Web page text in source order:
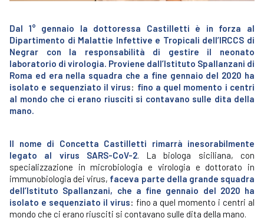
Dal 1° gennaio la dottoressa Castilletti è in forza al
Dipartimento di Malattie Infettive e Tropicali dell’IRCCS di
Negrar con la responsabilità di gestire il neonato
laboratorio di virologia. Proviene dall’Istituto Spallanzani di
Roma ed era nella squadra che a fine gennaio del 2020 ha
isolato e sequenziato il virus: fino a quel momento i centri
al mondo che ci erano riusciti si contavano sulle dita della
mano.
Il nome di Concetta Castilletti rimarrà inesorabilmente
legato al virus SARS-CoV-2. La biologa siciliana, con
specializzazione in microbiologia e virologia e dottorato in
immunobiologia dei virus, faceva parte della grande squadra
dell’Istituto Spallanzani, che a fine gennaio del 2020 ha
isolato e sequenziato il virus: fino a quel momento i centri al
mondo che ci erano riusciti si contavano sulle dita della mano.